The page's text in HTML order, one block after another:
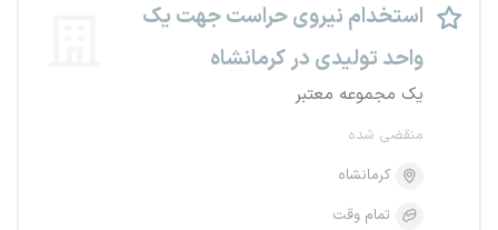
استخدام نیروی حراست جهت یک
واحد تولیدی در کرمانشاه
یک مجموعه معتبر
منقضی شده
کرمانشاه
تمام وقت